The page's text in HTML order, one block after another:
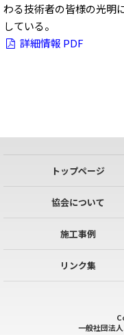
わる技術者の皆様の光明
している。
詳細情報 PDF
トップページ
協会について
施工事例
リンク集
一般社団法